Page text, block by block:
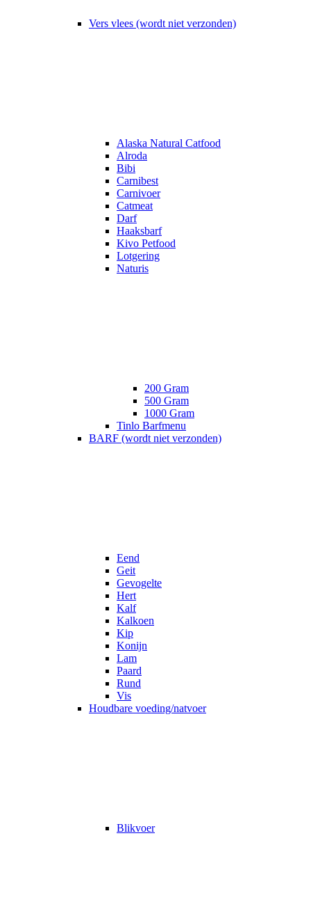
Vers vlees (wordt niet verzonden)
Alaska Natural Catfood
Alroda
Bibi
Carnibest
Carnivoer
Catmeat
Darf
Haaksbarf
Kivo Petfood
Lotgering
Naturis
200 Gram
500 Gram
1000 Gram
Tinlo Barfmenu
BARF (wordt niet verzonden)
Eend
Geit
Gevogelte
Hert
Kalf
Kalkoen
Kip
Konijn
Lam
Paard
Rund
Vis
Houdbare voeding/natvoer
Blikvoer